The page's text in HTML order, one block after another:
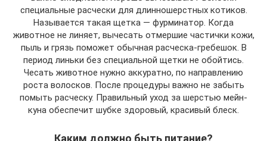
специальные расчески для длинношерстных котиков.
Называется такая щетка — фурминатор. Когда
животное не линяет, вычесать отмершие частички кожи,
пыль и грязь поможет обычная расческа-гребешок. В
период линьки без специальной щетки не обойтись.
Чесать животное нужно аккуратно, по направлению
роста волосков. После процедуры важно не забыть
помыть расческу. Правильный уход за шерстью мейн-
куна обеспечит шубке здоровый, красивый блеск.
Каким должно быть питание?